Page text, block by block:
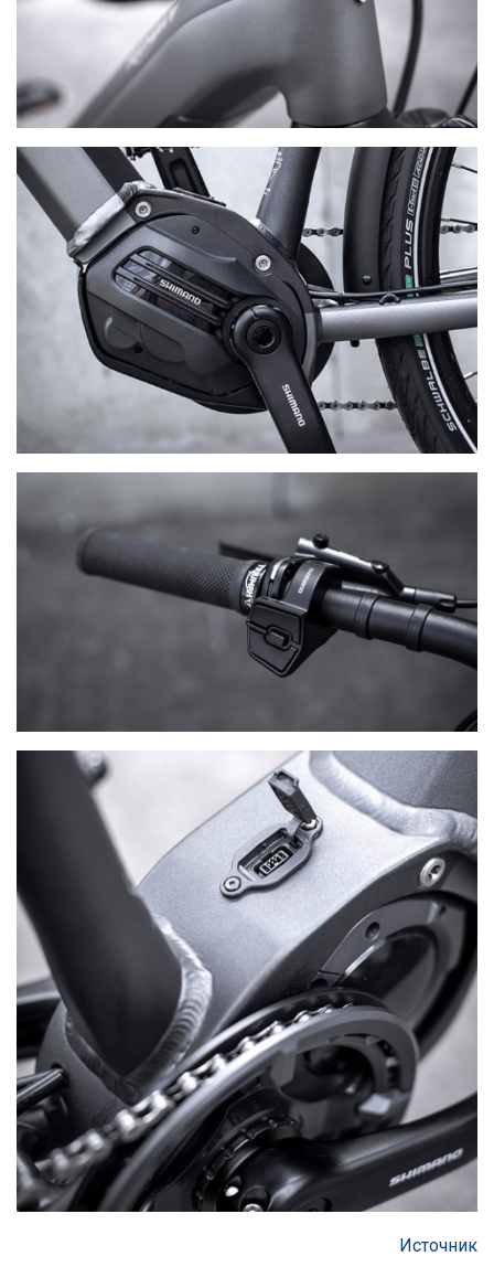
Источник